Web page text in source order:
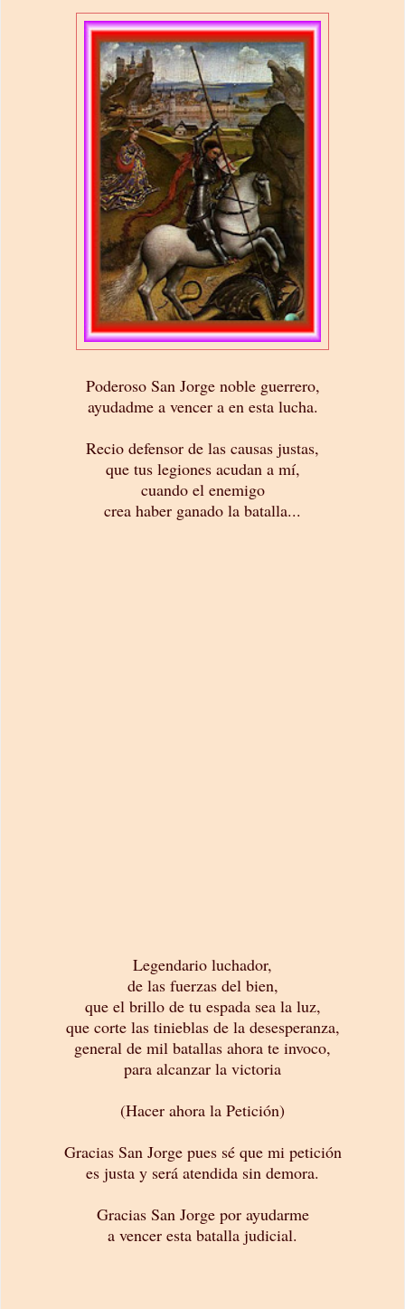
Poderoso San Jorge noble guerrero,
ayudadme a vencer a en esta lucha.
Recio defensor de las causas justas,
que tus legiones acudan a mí,
cuando el enemigo
crea haber ganado la batalla...
Legendario luchador,
de las fuerzas del bien,
que el brillo de tu espada sea la luz,
que corte las tinieblas de la desesperanza,
general de mil batallas ahora te invoco,
para alcanzar la victoria
(Hacer ahora la Petición)
Gracias San Jorge pues sé que mi petición
es justa y será atendida sin demora.
Gracias San Jorge por ayudarme
a vencer esta batalla judicial.